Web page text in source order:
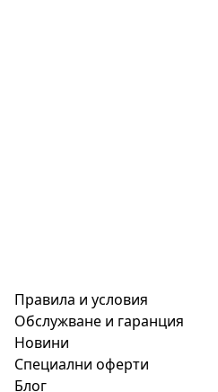
Правила и условия
Обслужване и гаранция
Новини
Специални оферти
Блог